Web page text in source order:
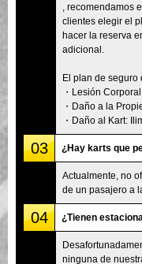
, recomendamos
clientes elegir el
hacer la reserva
adicional.
El plan de seguro
・Lesión
・Daño a la
・Daño al Kart:
03 ¿Hay karts que
Actualmente, no
de un pasajero a
04 ¿Tienen
ninguna de